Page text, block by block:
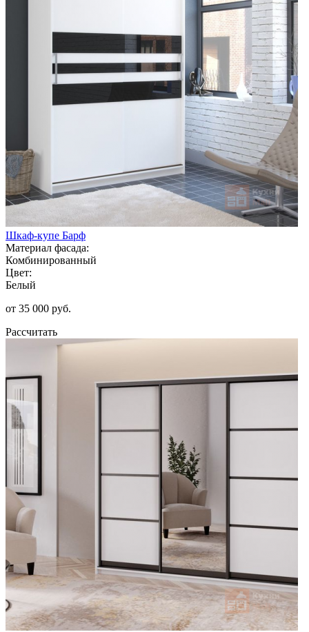
Шкаф-купе Барф
Материал фасада:
Комбинированный
Цвет:
Белый
от 35 000 руб.
Рассчитать